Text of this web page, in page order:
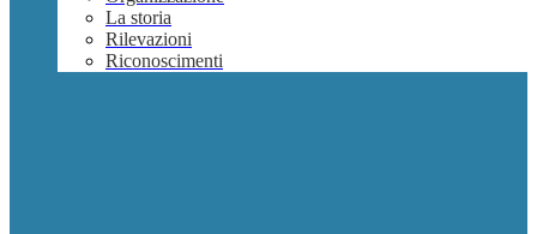
La storia
Rilevazioni
Riconoscimenti